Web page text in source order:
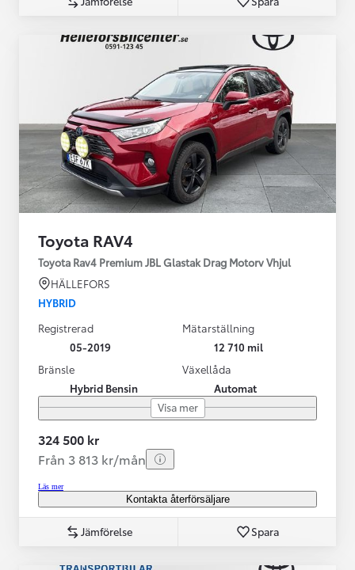
Toyota RAV4
Toyota Rav4 Premium JBL Glastak Drag Motorv Vhjul
HÄLLEFORS
HYBRID
Registrerad
05-2019
Mätarställning
12 710 mil
Bränsle
Hybrid Bensin
Växellåda
Automat
Visa mer
324 500 kr
Från 3 813 kr/mån
Läs mer
Kontakta återförsäljare
Jämförelse Spara